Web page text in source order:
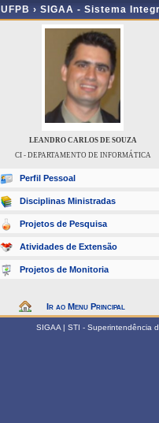
UFPB › SIGAA - Sistema
LEANDRO CARLOS DE SOUZA
CI - DEPARTAMENTO DE INFORMÁTICA
Perfil Pessoal
Disciplinas Ministradas
Projetos de Pesquisa
Atividades de Extensão
Projetos de Monitoria
Ir ao Menu Principal
SIGAA | STI - Superintendência